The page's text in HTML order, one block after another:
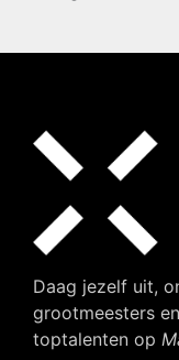
Daag jezelf uit,
grootmeesters
toptalenten op